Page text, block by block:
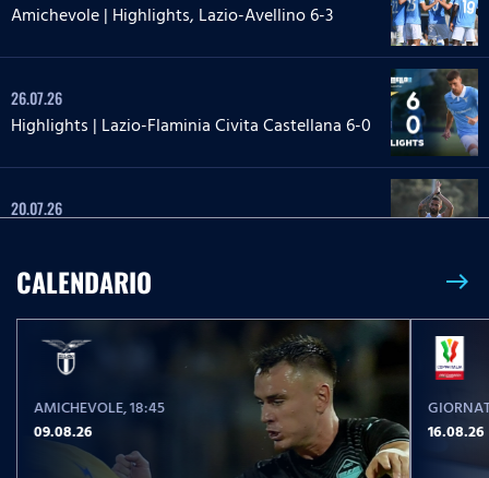
Amichevole | Highlights, Lazio-Avellino 6-3
26.07.26
Highlights | Lazio-Flaminia Civita Castellana 6-0
20.07.26
24.05.26
Highlights Serie A Enilive | Lazio-Pisa 2-1
17.05.26
Highlights Serie A Women Athora | Fiorentina-
Lazio Women 2-1
CALENDARIO east
AMICHEVOLE, 18:45
09.08.26
16.08.26